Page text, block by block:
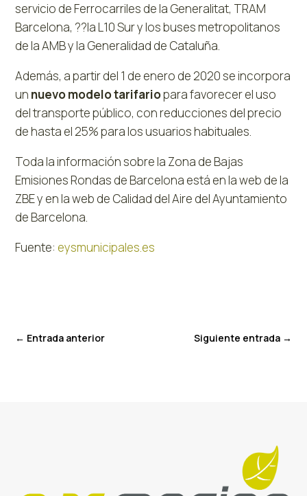
servicio de Ferrocarriles de la Generalitat, TRAM
Barcelona, ??la L10 Sur y los buses metropolitanos
de la AMB y la Generalidad de Cataluña.
Además, a partir del 1 de enero de 2020 se incorpora
un nuevo modelo tarifariopara favorecer el uso
del transporte público, con reducciones del precio
de hasta el 25% para los usuarios habituales.
Toda la información sobre la Zona de Bajas
Emisiones Rondas de Barcelona está en la web de la
ZBE y en la web de Calidad del Aire del Ayuntamiento
de Barcelona.
Fuente: eysmunicipales.es
← Entrada anterior Siguiente entrada→